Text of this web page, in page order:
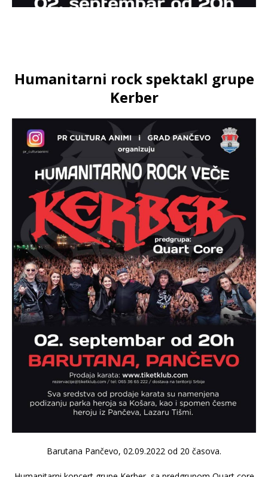
Humanitarni rock spektakl grupe
Kerber
Barutana Pančevo, 02.09.2022 od 20 časova.